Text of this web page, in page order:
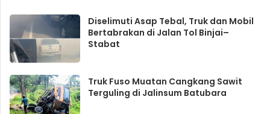
Diselimuti Asap Tebal, Truk dan Mobil
Bertabrakan di Jalan Tol Binjai–
Stabat
Truk Fuso Muatan Cangkang Sawit
Terguling di Jalinsum Batubara